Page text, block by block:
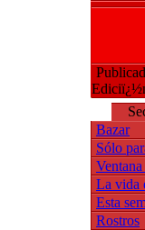
Bazar
Sólo
La vida
Esta
Rostros